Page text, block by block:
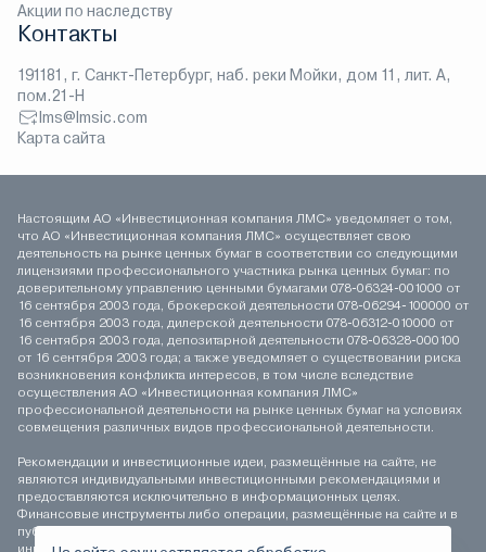
Акции по наследству
Контакты
191181, г. Санкт-Петербург, наб. реки Мойки, дом 11, лит. А,
пом.21-Н
lms@lmsic.com
Карта сайта
Настоящим АО «Инвестиционная компания ЛМС» уведомляет о том,
что АО «Инвестиционная компания ЛМС» осуществляет свою
деятельность на рынке ценных бумаг в соответствии со следующими
лицензиями профессионального участника рынка ценных бумаг: по
доверительному управлению ценными бумагами 078-06324-001000 от
16 сентября 2003 года, брокерской деятельности 078-06294-100000 от
16 сентября 2003 года, дилерской деятельности 078-06312-010000 от
16 сентября 2003 года, депозитарной деятельности 078-06328-000100
от 16 сентября 2003 года; а также уведомляет о существовании риска
возникновения конфликта интересов, в том числе вследствие
осуществления АО «Инвестиционная компания ЛМС»
профессиональной деятельности на рынке ценных бумаг на условиях
совмещения различных видов профессиональной деятельности.
Рекомендации и инвестиционные идеи, размещённые на сайте, не
являются индивидуальными инвестиционными рекомендациями и
предоставляются исключительно в информационных целях.
Финансовые инструменты либо операции, размещённые на сайте и в
публикуемых материалах, могут не соответствовать вашему
инвестиционному профилю. Определение соответствия